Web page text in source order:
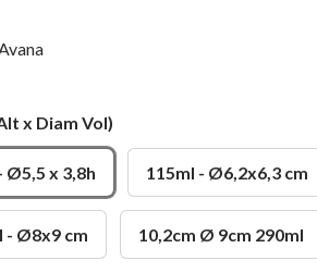
x Diam Vol)
Ø5,5 x 3,8h 115ml - Ø6,2x6,3 cm
- Ø8x9 cm 10,2cm Ø 9cm 290ml